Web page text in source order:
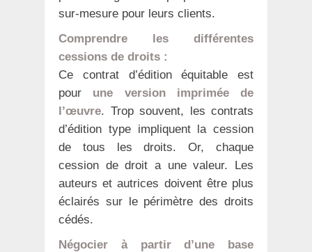
sur-mesure pour leurs clients.
Comprendre les différentes
cessions de droits :
Ce contrat d’édition équitable est
pour une version imprimée de
l’œuvre. Trop souvent, les contrats
d’édition type impliquent la cession
de tous les droits. Or, chaque
cession de droit a une valeur. Les
auteurs et autrices doivent être plus
éclairés sur le périmètre des droits
cédés.
Négocier à partir d’une base